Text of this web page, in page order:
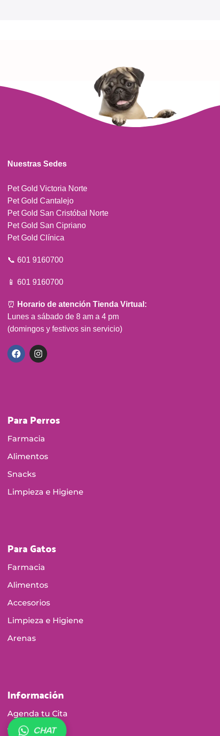
Nuestras Sedes
Pet Gold Victoria Norte
Pet Gold Cantalejo
Pet Gold San Cristóbal Norte
Pet Gold San Cipriano
Pet Gold Clínica
📞 601 9160700
📱 601 9160700
⏰ Horario de atención Tienda Virtual:
Lunes a sábado de 8 am a 4 pm
(domingos y festivos sin servicio)
Para Perros
Farmacia
Alimentos
Snacks
Limpieza e Higiene
Para Gatos
Farmacia
Alimentos
Accesorios
Limpieza e Higiene
Arenas
Información
Agenda tu Cita
Tiendas Físicas
CHAT